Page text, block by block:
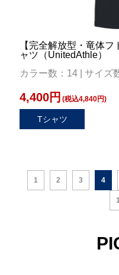
【完全解放型・竜体
ャツ（UnitedAthle）
カラー数：14 | サイズ
4,400円 (税込4,840円)
Tシャツ
1 2 3 4